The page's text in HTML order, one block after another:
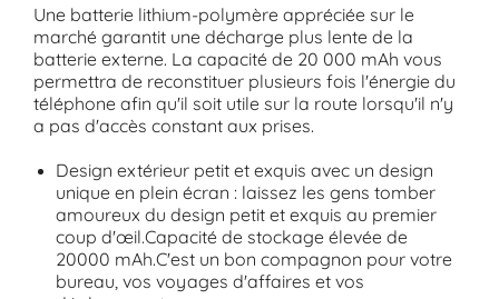
Une batterie lithium-polymère appréciée sur le
marché garantit une décharge plus lente de la
batterie externe. La capacité de 20 000 mAh vous
permettra de reconstituer plusieurs fois l'énergie du
téléphone afin qu'il soit utile sur la route lorsqu'il n'y
a pas d'accès constant aux prises.
Design extérieur petit et exquis avec un design
unique en plein écran : laissez les gens tomber
amoureux du design petit et exquis au premier
coup d'œil.Capacité de stockage élevée de
20000 mAh.C'est un bon compagnon pour votre
bureau, vos voyages d'affaires et vos